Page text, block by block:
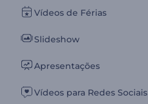
Vídeos de Férias
Slideshow
Apresentações
Vídeos para Redes Sociais